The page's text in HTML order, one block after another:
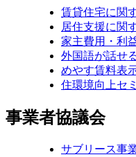
賃貸住宅に関
居住支援に関
家主費用・利
外国語が話せ
めやす賃料表
住環境向上セ
事業者協議会
サブリース事